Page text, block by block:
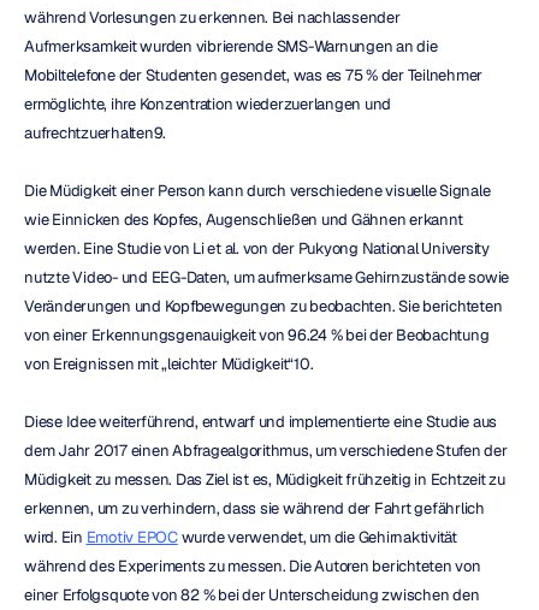
während Vorlesungen zu erkennen. Bei nachlassender
Aufmerksamkeit wurden vibrierende SMS-Warnungen an die
Mobiltelefone der Studenten gesendet, was es 75 % der Teilnehmer
ermöglichte, ihre Konzentration wiederzuerlangen und
aufrechtzuerhalten9.
Die Müdigkeit einer Person kann durch verschiedene visuelle Signale
wie Einnicken des Kopfes, Augenschließen und Gähnen erkannt
werden. Eine Studie von Li et al. von der Pukyong National University
nutzte Video- und EEG-Daten, um aufmerksame Gehirnzustände sowie
Veränderungen und Kopfbewegungen zu beobachten. Sie berichteten
von einer Erkennungsgenauigkeit von 96.24 % bei der Beobachtung
von Ereignissen mit „leichter Müdigkeit“10.
Diese Idee weiterführend, entwarf und implementierte eine Studie aus
dem Jahr 2017 einen Abfragealgorithmus, um verschiedene Stufen der
Müdigkeit zu messen. Das Ziel ist es, Müdigkeit frühzeitig in Echtzeit zu
erkennen, um zu verhindern, dass sie während der Fahrt gefährlich
wird. Ein Emotiv EPOC wurde verwendet, um die Gehirnaktivität
während des Experiments zu messen. Die Autoren berichteten von
einer Erfolgsquote von 82 % bei der Unterscheidung zwischen den